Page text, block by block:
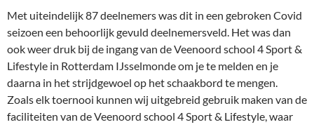
Met uiteindelijk 87 deelnemers was dit in een gebroken Covid
seizoen een behoorlijk gevuld deelnemersveld. Het was dan
ook weer druk bij de ingang van de Veenoord school 4 Sport &
Lifestyle in Rotterdam IJsselmonde om je te melden en je
daarna in het strijdgewoel op het schaakbord te mengen.
Zoals elk toernooi kunnen wij uitgebreid gebruik maken van de
faciliteiten van de Veenoord school 4 Sport & Lifestyle, waar